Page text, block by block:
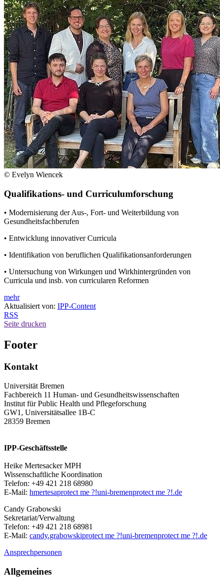
© Evelyn Wiencek
Qualifikations- und Curriculumforschung
• Modernisierung der Aus-, Fort- und Weiterbildung von
Gesundheitsfachberufen
• Entwicklung innovativer Curricula
• Identifikation von beruflichen Qualifikationsanforderungen
• Untersuchung von Wirkungen und Wirkhintergründen von
Curricula und insb. von curricularen Reformen
mehr
Aktualisiert von: IPP-Content
RSS
Seite drucken
Footer
Kontakt
Universität Bremen
Fachbereich 11 Human- und Gesundheitswissenschaften
Institut für Public Health und Pflegeforschung
GW1, Universitätsallee 1B-C
28359 Bremen
IPP-Geschäftsstelle
Heike Mertesacker MPH
Wissenschaftliche Koordination
Telefon: +49 421 218 68980
E-Mail: hmertesaprotect me ?!uni-bremenprotect me ?!.de
Candy Grabowski
Sekretariat/Verwaltung
Telefon: +49 421 218 68981
E-Mail: candy.grabowskiprotect me ?!uni-bremenprotect me ?!.de
Ansprechpersonen
Allgemeines